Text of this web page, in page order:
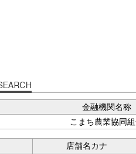
金融機関名称
こまち農業協同
店舗名カナ